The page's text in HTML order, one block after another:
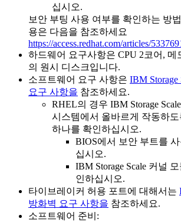
십시오.
보안 부팅 사용 여부를 확인하는 방
용은 다음을 참조하세요
https://access.redhat.com/articles/
하드웨어 요구사항은 CPU 2코어, 메
의 원시 디스크입니다.
소프트웨어 요구 사항은 IBM Storage
요구 사항을 참조하세요.
RHEL의 경우 IBM Storage Scale
시스템에서 올바르게 작동하
하나를 확인하십시오.
BIOS에서 보안 부트를
십시오.
IBM Storage Scale 커널
인하십시오.
타이브레이커 허용 포트에 대해서는
방화벽 요구 사항을 참조하세요.
소프트웨어 준비: